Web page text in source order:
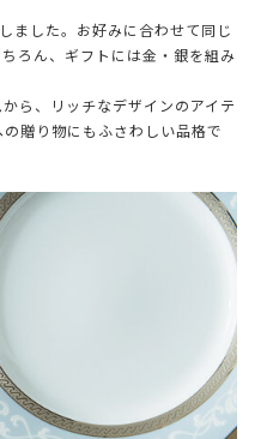
ました。お好みに合わせて同じ
ろん、ギフトには金・銀を組み
ら、リッチなデザインのアイテ
贈り物にもふさわしい品格で